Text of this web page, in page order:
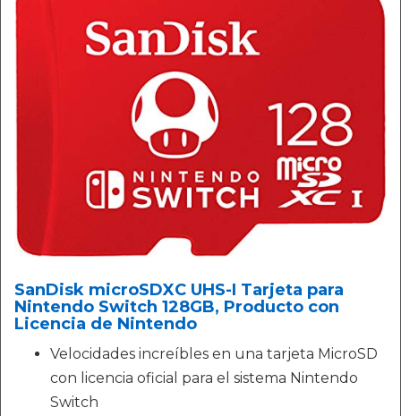
SanDisk microSDXC UHS-I Tarjeta para
Nintendo Switch 128GB, Producto con
Licencia de Nintendo
Velocidades increíbles en una tarjeta MicroSD
con licencia oficial para el sistema Nintendo
Switch